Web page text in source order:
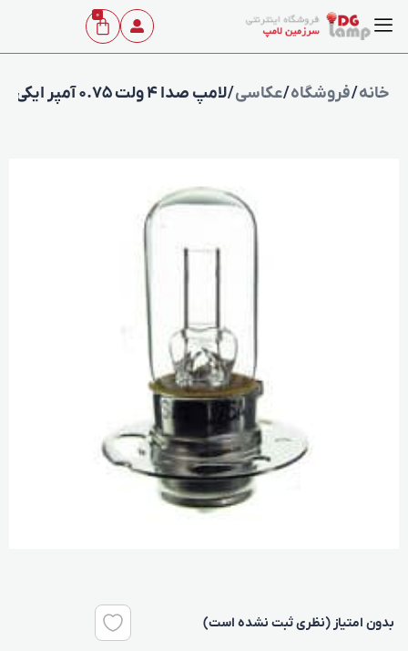
0
خانه/فروشگاه/عکاسی/ لامپ صدا 4 ولت 0.75 آمپر ایکی ژاپن
بدون امتیاز (نظری ثبت نشده است)